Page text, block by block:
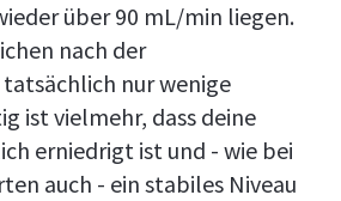
über 90 mL/min liegen.
nach der
nur wenige
ist vielmehr, dass deine
erniedrigt ist und - wie bei
auch - ein stabiles Niveau